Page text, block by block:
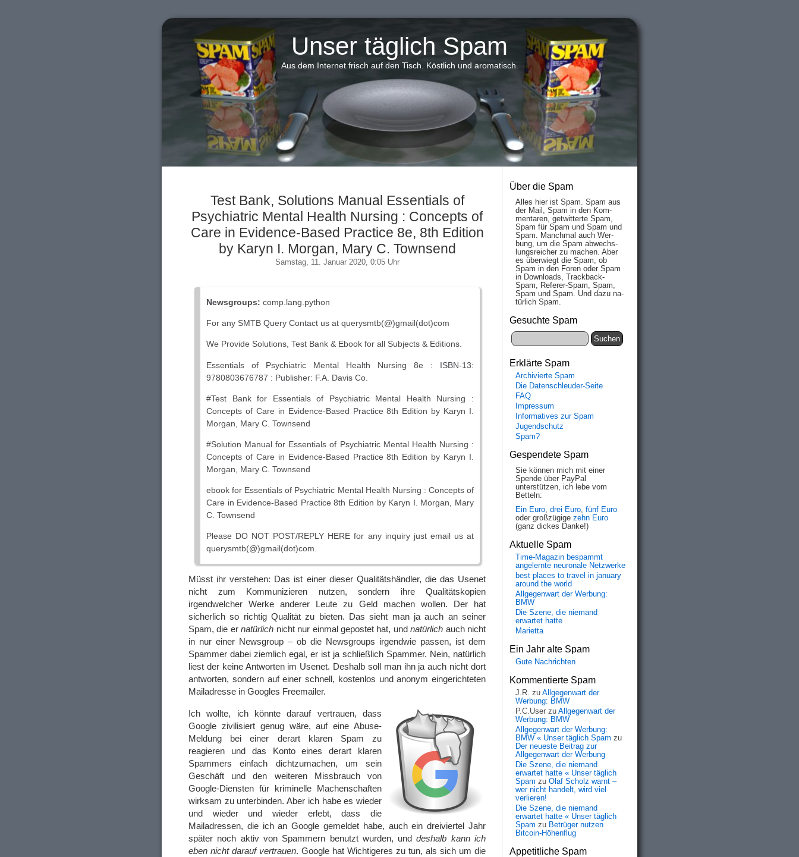
Unser täglich Spam
Aus dem Internet frisch auf den Tisch. Köstlich und aromatisch.
Test Bank, Solutions Manual Essentials of
Psychiatric Mental Health Nursing : Concepts of
Care in Evidence-Based Practice 8e, 8th Edition
by Karyn I. Morgan, Mary C. Townsend
Samstag, 11. Januar 2020, 0:05 Uhr
Newsgroups: comp.lang.python
For any SMTB Query Contact us at querysmtb(@)gmail(dot)com
We Provide Solutions, Test Bank & Ebook for all Subjects & Editions.
Essentials of Psychiatric Mental Health Nursing 8e : ISBN-13:
9780803676787 : Publisher: F.A. Davis Co.
#Test Bank for Essentials of Psychiatric Mental Health Nursing :
Concepts of Care in Evidence-Based Practice 8th Edition by Karyn I.
Morgan, Mary C. Townsend
#Solution Manual for Essentials of Psychiatric Mental Health Nursing :
Concepts of Care in Evidence-Based Practice 8th Edition by Karyn I.
Morgan, Mary C. Townsend
ebook for Essentials of Psychiatric Mental Health Nursing : Concepts of
Care in Evidence-Based Practice 8th Edition by Karyn I. Morgan, Mary
C. Townsend
Please DO NOT POST/REPLY HERE for any inquiry just email us at
querysmtb(@)gmail(dot)com.
Müsst ihr verstehen: Das ist einer dieser Qualitätshändler, die das Usenet
nicht zum Kommunizieren nutzen, sondern ihre Qualitätskopien
irgendwelcher Werke anderer Leute zu Geld machen wollen. Der hat
sicherlich so richtig Qualität zu bieten. Das sieht man ja auch an seiner
Spam, die ernatürlich nicht nur einmal gepostet hat, undnatürlich auch nicht
in nur einer Newsgroup – ob die Newsgroups irgendwie passen, ist dem
Spammer dabei ziemlich egal, er ist ja schließlich Spammer. Nein, natürlich
liest der keine Antworten im Usenet. Deshalb soll man ihn ja auch nicht dort
antworten, sondern auf einer schnell, kostenlos und anonym eingerichteten
Mailadresse in Googles Freemailer.
Ich wollte, ich könnte darauf vertrauen, dass
Google zivilisiert genug wäre, auf eine Abuse-
Meldung bei einer derart klaren Spam zu
reagieren und das Konto eines derart klaren
Spammers einfach dichtzumachen, um sein
Geschäft und den weiteren Missbrauch von
Google-Diensten für kriminelle Machenschaften
wirksam zu unterbinden. Aber ich habe es wieder
und wieder und wieder erlebt, dass die
Mailadressen, die ich an Google gemeldet habe, auch ein dreiviertel Jahr
später noch aktiv von Spammern benutzt wurden, unddeshalb kann ich
eben nicht darauf vertrauen. Google hat Wichtigeres zu tun, als sich um die
Über die Spam
Alles hier ist Spam. Spam aus
der Mail, Spam in den Kom­
men­taren, ge­twit­ter­te Spam,
Spam für Spam und Spam und
Spam. Manch­mal auch Wer­
bung, um die Spam ab­wechs­
lungs­reich­er zu mach­en. Aber
es über­wiegt die Spam, ob
Spam in den Fo­ren oder Spam
in Down­loads, Track­back-
Spam, Re­fe­rer-Spam, Spam,
Spam und Spam. Und da­zu na­
tür­lich Spam.
Gesuchte Spam
Erklärte Spam
Archivierte Spam
Die Datenschleuder-Seite
FAQ
Impressum
Informatives zur Spam
Jugendschutz
Spam?
Gespendete Spam
Sie können mich mit einer
Spende über PayPal
unterstützen, ich lebe vom
Betteln:
Ein Euro, drei Euro, fünf Euro
oder großzügige zehn Euro
(ganz dickes Danke!)
Aktuelle Spam
Time-Magazin bespammt
angelernte neuronale Netzwerke
best places to travel in january
around the world
Allgegenwart der Werbung:
BMW
Die Szene, die niemand
erwartet hatte
Marietta
Ein Jahr alte Spam
Gute Nachrichten
Kommentierte Spam
J.R. zu Allgegenwart der
Werbung: BMW
P.C.User zu Allgegenwart der
Werbung: BMW
Allgegenwart der Werbung:
BMW « Unser täglich Spam zu
Der neueste Beitrag zur
Allgegenwart der Werbung
Die Szene, die niemand
erwartet hatte « Unser täglich
Spam zu Olaf Scholz warnt –
wer nicht handelt, wird viel
verlieren!
Die Szene, die niemand
erwartet hatte « Unser täglich
Spam zu Betrüger nutzen
Bitcoin-Höhenflug
Appetitliche Spam